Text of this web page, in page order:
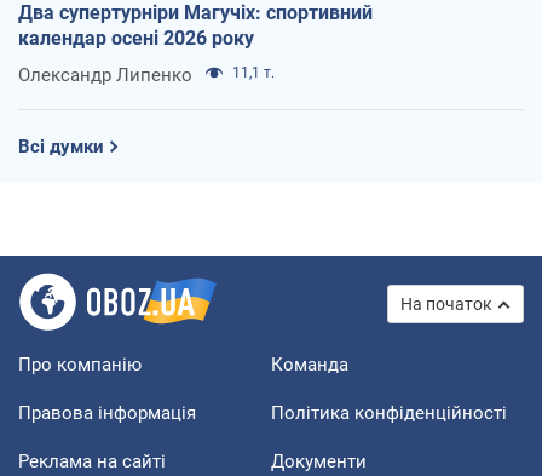
Два супертурніри Магучіх: спортивний
календар осені 2026 року
Олександр Липенко 11,1 т.
Всі думки
На початок
Про компанію Команда
Правова інформація Політика конфіденційності
Реклама на сайті Документи